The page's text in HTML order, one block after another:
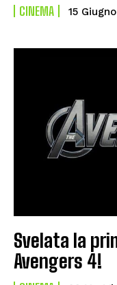
CINEMA 15
Svelata la
Avengers 4!